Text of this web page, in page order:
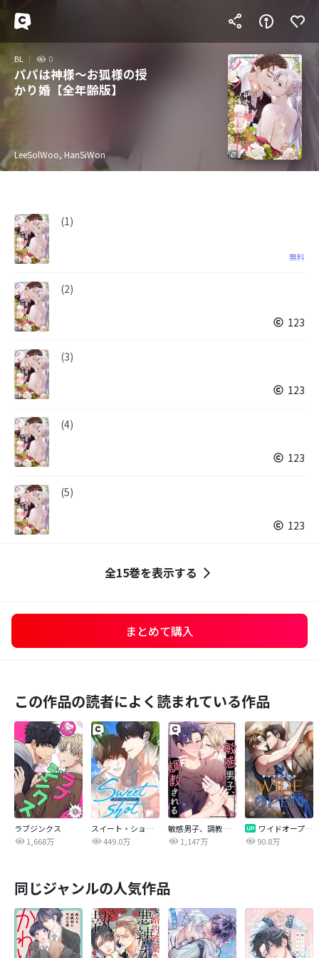
BL 0
パパは神様～お狐様の授
かり婚【全年齢版】
LeeSolWoo, HanSiWon
(1)
無料
(2)
123
(3)
123
(4)
123
(5)
123
全15巻を表示する
まとめて購入
この作品の読者によく読まれている作品
ラブジンクス
1,668万
スイート・ショット
449.0万
敏感男子、調教される
1,147万
ワイドオープン【改訂版】
90.8万
同じジャンルの人気作品